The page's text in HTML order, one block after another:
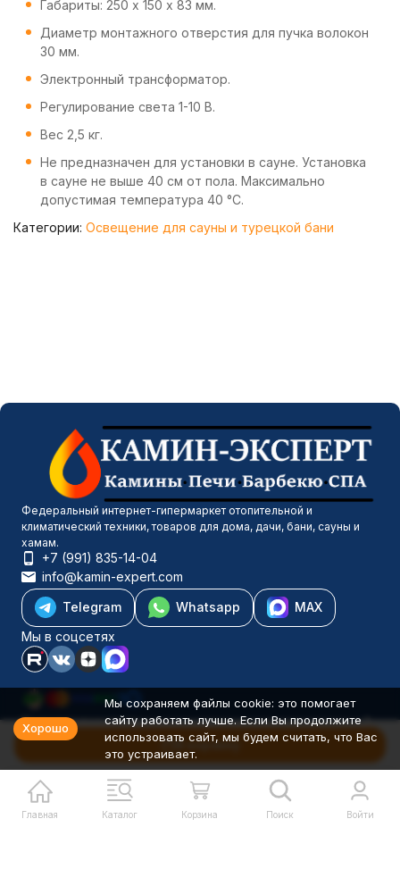
В корзину
Габариты: 250 х 150 х 83 мм.
Диаметр монтажного отверстия для пучка волокон
30 мм.
Электронный трансформатор.
Регулирование света 1-10 В.
Вес 2,5 кг.
Не предназначен для установки в сауне. Установка
в сауне не выше 40 см от пола. Максимально
допустимая температура 40 °C.
Категории: Освещение для сауны и турецкой бани
Главная Каталог Корзина Поиск Войти
Федеральный интернет-гипермаркет отопительной и
климатический техники, товаров для дома, дачи, бани, сауны и
хамам.
+7 (991) 835-14-04
info@kamin-expert.com
Telegram
Whatsapp
MAX
Мы в соцсетях
Каталог товаров
Компания
Информация
Политика персональных данных
© 2001-2026 Камин-Эксперт ИП Понюхов В. А. ОГРНИП
326527500040181
Хорошо
Мы сохраняем файлы cookie: это помогает
сайту работать лучше. Если Вы продолжите
использовать сайт, мы будем считать, что Вас
это устраивает.